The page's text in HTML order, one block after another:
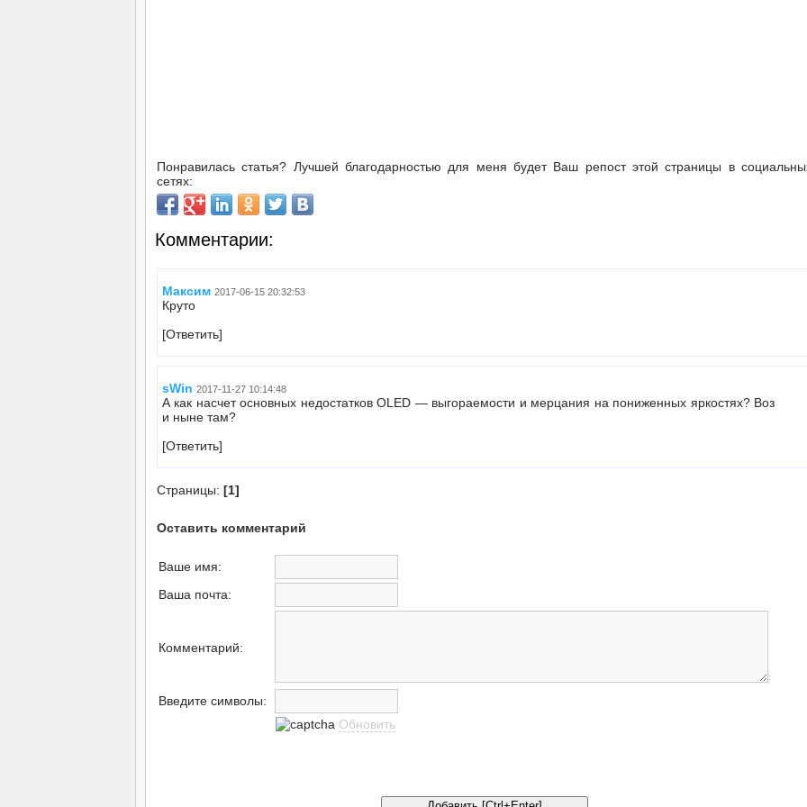
Понравилась статья? Лучшей благодарностью для меня будет Ваш репост этой страницы в
сетях:
Комментарии:
Максим 2017-06-15 20:32:53
Круто
[Ответить]
sWin 2017-11-27 10:14:48
А как насчет основных недостатков OLED — выгораемости и мерцания на пониженных яркостях? Воз
и ныне там?
[Ответить]
Страницы: [1]
Оставить комментарий
Ваше имя:
Ваша почта:
Комментарий:
Введите символы:
Обновить